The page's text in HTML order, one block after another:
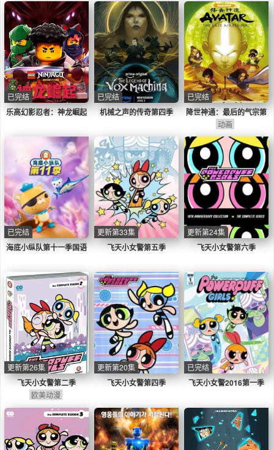
乐高幻影忍者：神龙崛起
已完结
机械之声的传奇第四季
已完结
降世神通：最后的气宗第
二季
已完结
动画
海底小纵队第十一季国语
已完结
飞天小女警第五季
更新第33集
飞天小女警第六季
更新第24集
飞天小女警第二季
更新第26集
欧美动漫
飞天小女警第四季
更新第20集
飞天小女警2016第一季
已完结